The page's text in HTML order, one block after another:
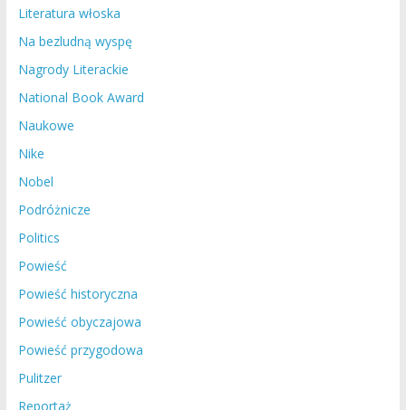
Literatura włoska
Na bezludną wyspę
Nagrody Literackie
National Book Award
Naukowe
Nike
Nobel
Podróżnicze
Politics
Powieść
Powieść historyczna
Powieść obyczajowa
Powieść przygodowa
Pulitzer
Reportaż